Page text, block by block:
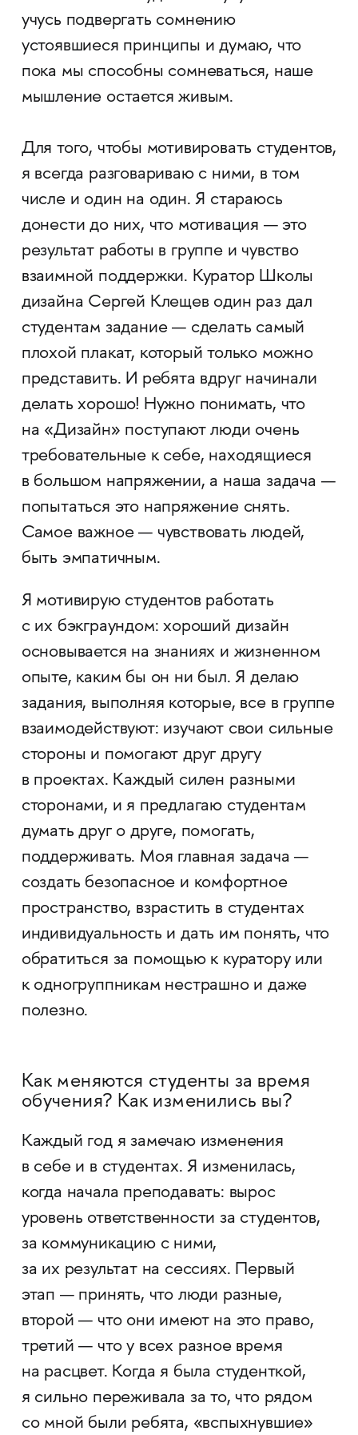
учусь подвергать сомнению
устоявшиеся принципы и думаю, что
пока мы способны сомневаться, наше
мышление остается живым.
Для того, чтобы мотивировать студентов,
я всегда разговариваю с ними, в том
числе и один на один. Я стараюсь
донести до них, что мотивация — это
результат работы в группе и чувство
взаимной поддержки. Куратор Школы
дизайна Сергей Клещев один раз дал
студентам задание — сделать самый
плохой плакат, который только можно
представить. И ребята вдруг начинали
делать хорошо! Нужно понимать, что
на «Дизайн» поступают люди очень
требовательные к себе, находящиеся
в большом напряжении, а наша задача —
попытаться это напряжение снять.
Самое важное — чувствовать людей,
быть эмпатичным.
Я мотивирую студентов работать
с их бэкграундом: хороший дизайн
основывается на знаниях и жизненном
опыте, каким бы он ни был. Я делаю
задания, выполняя которые, все в группе
взаимодействуют: изучают свои сильные
стороны и помогают друг другу
в проектах. Каждый силен разными
сторонами, и я предлагаю студентам
думать друг о друге, помогать,
поддерживать. Моя главная задача —
создать безопасное и комфортное
пространство, взрастить в студентах
индивидуальность и дать им понять, что
обратиться за помощью к куратору или
к одногруппникам нестрашно и даже
полезно.
Как меняются студенты за время
обучения? Как изменились вы?
Каждый год я замечаю изменения
в себе и в студентах. Я изменилась,
когда начала преподавать: вырос
уровень ответственности за студентов,
за коммуникацию с ними,
за их результат на сессиях. Первый
этап — принять, что люди разные,
второй — что они имеют на это право,
третий — что у всех разное время
на расцвет. Когда я была студенткой,
я сильно переживала за то, что рядом
со мной были ребята, «вспыхнувшие»